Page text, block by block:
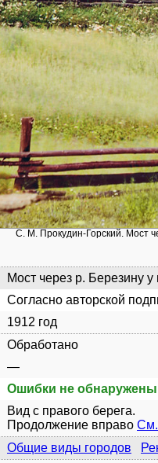
С. М. Прокудин-Горский. Мост
Мост через р. Березину у
Согласно авторской
1912 год
Обработано
—
Ошибки не обнаружены
Вид с правого берега.
Продолжение вправо
Общие виды городов